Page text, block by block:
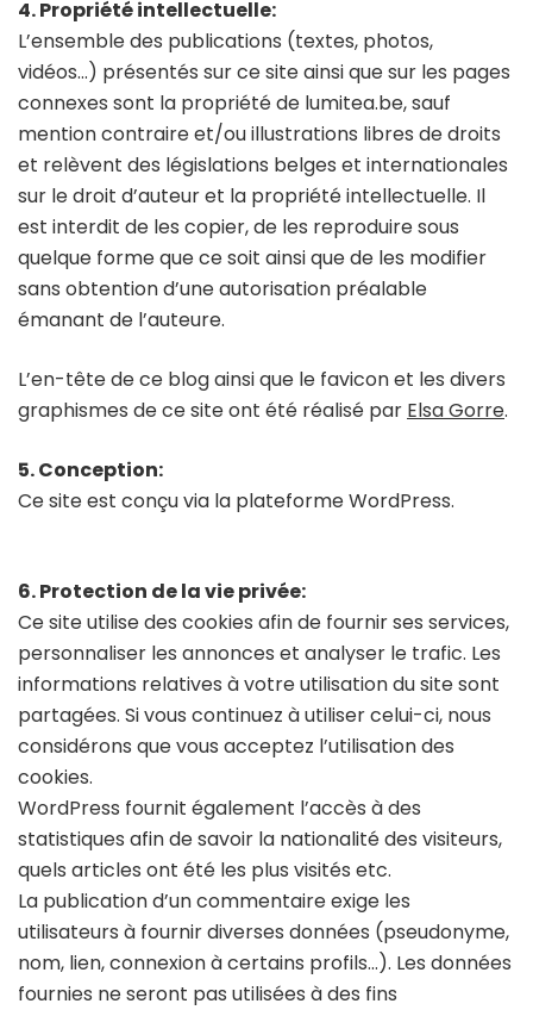
4. Propriété intellectuelle:
L’ensemble des publications (textes, photos,
vidéos…) présentés sur ce site ainsi que sur les pages
connexes sont la propriété de lumitea.be, sauf
mention contraire et/ou illustrations libres de droits
et relèvent des législations belges et internationales
sur le droit d’auteur et la propriété intellectuelle. Il
est interdit de les copier, de les reproduire sous
quelque forme que ce soit ainsi que de les modifier
sans obtention d’une autorisation préalable
émanant de l’auteure.
L’en-tête de ce blog ainsi que le favicon et les divers
graphismes de ce site ont été réalisé par Elsa Gorre.
5. Conception:
Ce site est conçu via la plateforme WordPress.
6. Protection de la vie privée:
Ce site utilise des cookies afin de fournir ses services,
personnaliser les annonces et analyser le trafic. Les
informations relatives à votre utilisation du site sont
partagées. Si vous continuez à utiliser celui-ci, nous
considérons que vous acceptez l’utilisation des
cookies.
WordPress fournit également l’accès à des
statistiques afin de savoir la nationalité des visiteurs,
quels articles ont été les plus visités etc.
La publication d’un commentaire exige les
utilisateurs à fournir diverses données (pseudonyme,
nom, lien, connexion à certains profils…). Les données
fournies ne seront pas utilisées à des fins